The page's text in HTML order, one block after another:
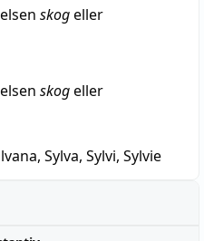
skogeller
skogeller
Sylva, Sylvi, Sylvie